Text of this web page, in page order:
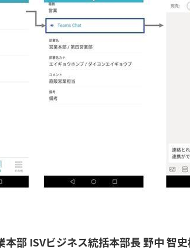
部 ISVビジネス統括本部長 野中 智